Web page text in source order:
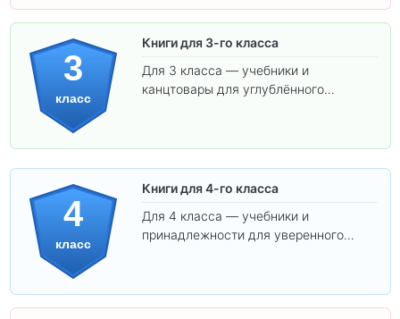
3
класс
Книги для 3-го класса
Для 3 класса — учебники и
канцтовары для углублённого
4
класс
Книги для 4-го класса
Для 4 класса — учебники и
принадлежности для уверенного